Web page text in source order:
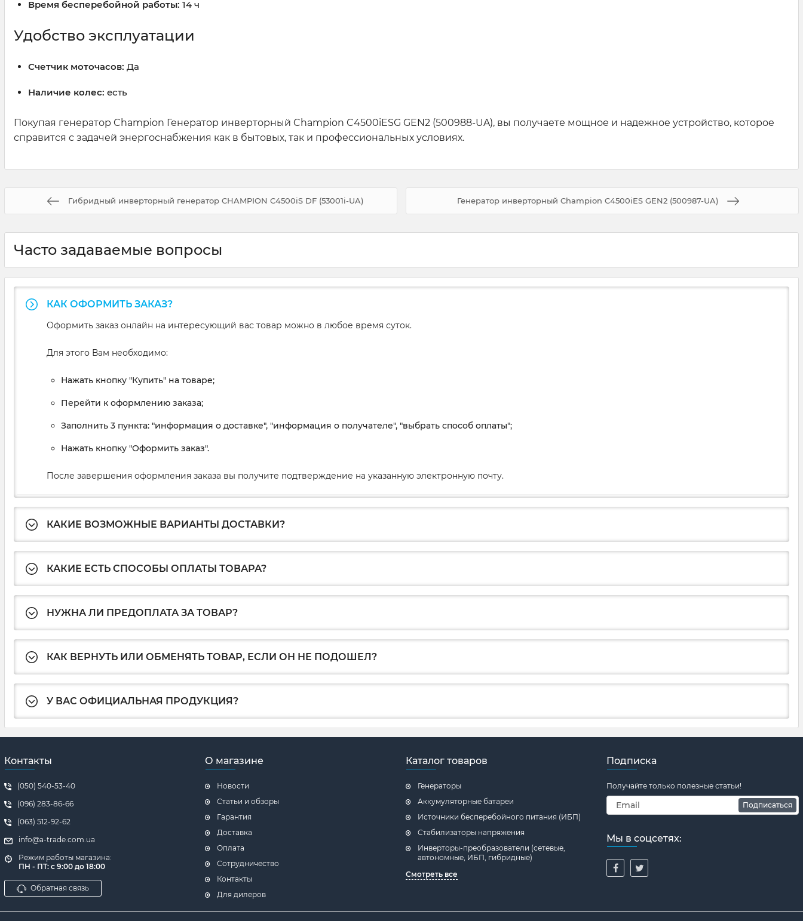
Время бесперебойной работы: 14 ч
Удобство эксплуатации
Счетчик моточасов: Да
Наличие колес: есть
Покупая генератор Champion Генератор инверторный Champion C4500iESG GEN2 (500988-UA), вы получаете мощное и надежное устройство, которое
справится с задачей энергоснабжения как в бытовых, так и профессиональных условиях.
Гибридный инверторный генератор CHAMPION C4500iS DF (53001i-UA) Генератор инверторный Champion C4500iES GEN2 (500987-UA)
Часто задаваемые вопросы
КАК ОФОРМИТЬ ЗАКАЗ?
Оформить заказ онлайн на интересующий вас товар можно в любое время суток.
Для этого Вам необходимо:
Нажать кнопку "Купить" на товаре;
Перейти к оформлению заказа;
Заполнить 3 пункта: "информация о доставке", "информация о получателе", "выбрать способ оплаты";
Нажать кнопку "Оформить заказ".
После завершения оформления заказа вы получите подтверждение на указанную электронную почту.
КАКИЕ ВОЗМОЖНЫЕ ВАРИАНТЫ ДОСТАВКИ?
КАКИЕ ЕСТЬ СПОСОБЫ ОПЛАТЫ ТОВАРА?
НУЖНА ЛИ ПРЕДОПЛАТА ЗА ТОВАР?
КАК ВЕРНУТЬ ИЛИ ОБМЕНЯТЬ ТОВАР, ЕСЛИ ОН НЕ ПОДОШЕЛ?
У ВАС ОФИЦИАЛЬНАЯ ПРОДУКЦИЯ?
Контакты
(050) 540-53-40
(096) 283-86-66
(063) 512-92-62
info@a-trade.com.ua
Режим работы магазина:
ПН - ПТ: с 9:00 до 18:00
Обратная связь
О магазине
Новости
Статьи и обзоры
Гарантия
Доставка
Оплата
Сотрудничество
Контакты
Для дилеров
Каталог товаров
Генераторы
Аккумуляторные батареи
Источники бесперебойного питания (ИБП)
Стабилизаторы напряжения
Инверторы-преобразователи (сетевые,
автономные, ИБП, гибридные)
Смотреть все
Подписка
Получайте только полезные статьи!
Подписаться
Мы в соцсетях: